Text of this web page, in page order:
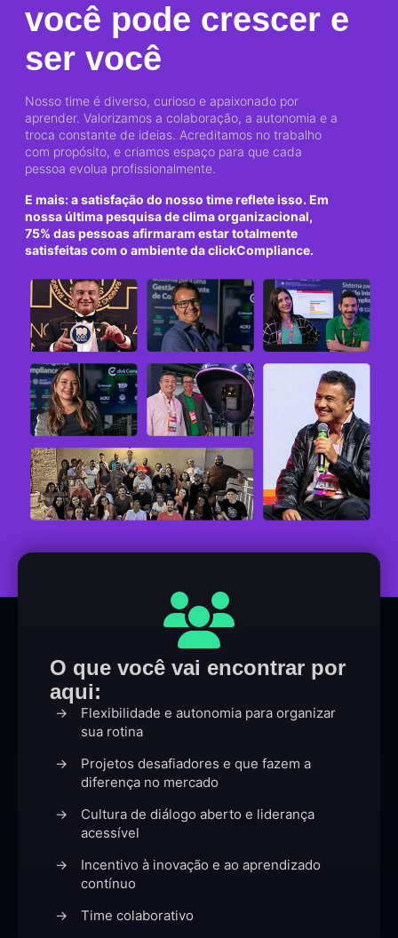
você pode crescer e
ser você
Nosso time é diverso, curioso e apaixonado por
aprender. Valorizamos a colaboração, a autonomia e a
troca constante de ideias. Acreditamos no trabalho
com propósito, e criamos espaço para que cada
pessoa evolua profissionalmente.
E mais: a satisfação do nosso time reflete isso. Em
nossa última pesquisa de clima organizacional,
75% das pessoas afirmaram estar totalmente
satisfeitas com o ambiente da clickCompliance.
O que você vai encontrar por
aqui:
Flexibilidade e autonomia para organizar
sua rotina
Projetos desafiadores e que fazem a
diferença no mercado
Cultura de diálogo aberto e liderança
acessível
Incentivo à inovação e ao aprendizado
contínuo
Time colaborativo